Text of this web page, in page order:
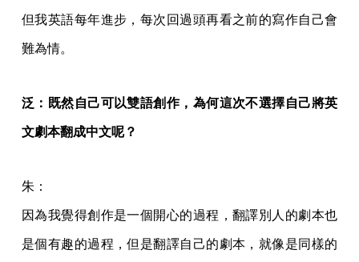
但我英語每年進步，每次回過頭再看之前的寫作自己會
難為情。
泛：既然自己可以雙語創作，為何這次不選擇自己將英
文劇本翻成中文呢？
朱：
因為我覺得創作是一個開心的過程，翻譯別人的劇本也
是個有趣的過程，但是翻譯自己的劇本，就像是同樣的